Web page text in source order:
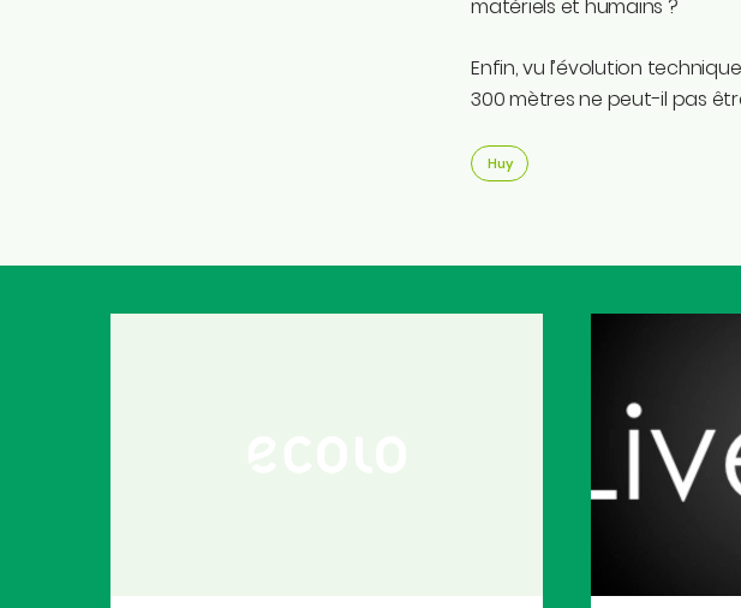
matériels et humains ?
Enfin, vu l’évolution
300 mètres ne peut-il pas
Huy